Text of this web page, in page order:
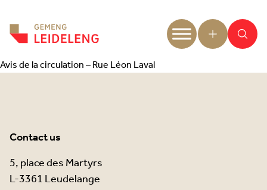
Avis de la circulation – Rue Léon Laval
Contact us
5, place des Martyrs
L-3361 Leudelange